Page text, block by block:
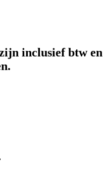
inclusief btw en